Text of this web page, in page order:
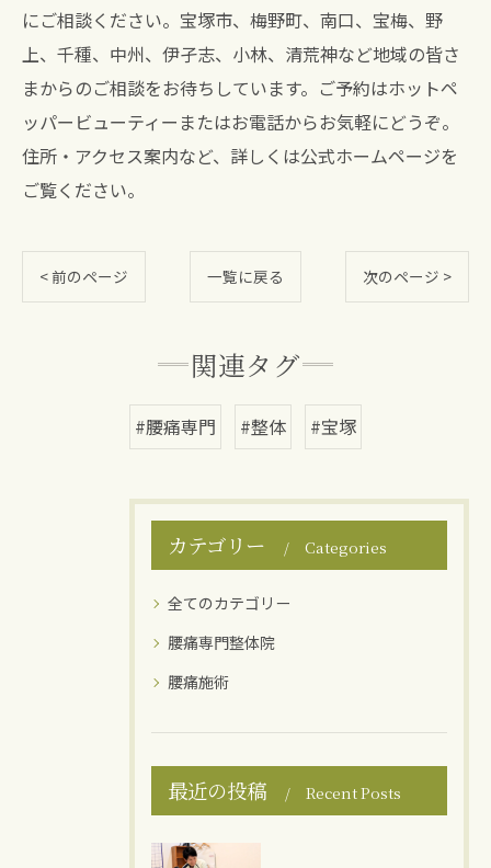
にご相談ください。宝塚市、梅野町、南口、宝梅、野
上、千種、中州、伊孑志、小林、清荒神など地域の皆さ
まからのご相談をお待ちしています。ご予約はホットペ
ッパービューティーまたはお電話からお気軽にどうぞ。
住所・アクセス案内など、詳しくは公式ホームページを
ご覧ください。
< 前のページ 一覧に戻る 次のページ >
関連タグ
#腰痛専門 #整体 #宝塚
カテゴリー Categories
全てのカテゴリー
腰痛専門整体院
腰痛施術
最近の投稿 Recent Posts